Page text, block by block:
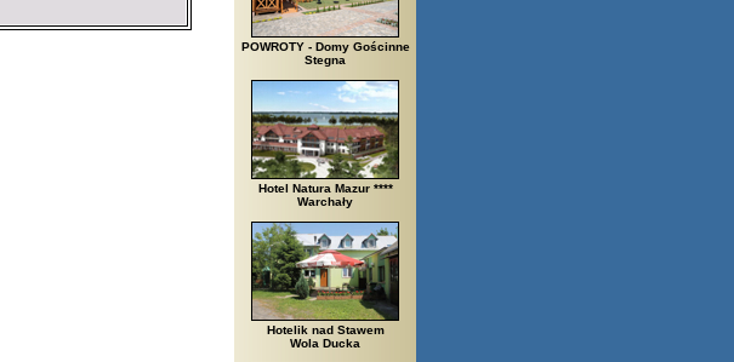
POWROTY - Domy Gościnne
Stegna
Hotel Natura Mazur ****
Warchały
Hotelik nad Stawem
Wola Ducka